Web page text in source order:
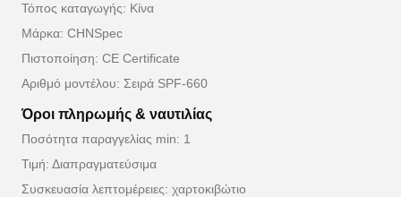
Τόπος καταγωγής: Κίνα
Μάρκα: CHNSpec
Πιστοποίηση: CE Certificate
Αριθμό μοντέλου: Σειρά SPF-660
Όροι πληρωμής & ναυτιλίας
Ποσότητα παραγγελίας min: 1
Τιμή: Διαπραγματεύσιμα
Συσκευασία λεπτομέρειες: χαρτοκιβώτιο